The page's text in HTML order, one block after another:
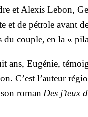
et Alexis Lebon,
et de pétrole avant
couple, en la «
ans, Eugé­nie,
C’est l’auteur
roman Des j’teux